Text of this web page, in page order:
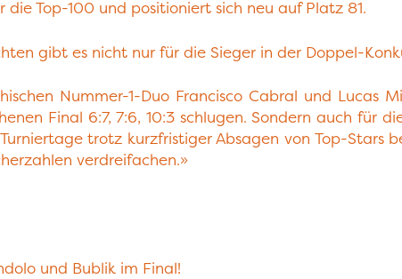
die Top-100 und positioniert sich neu auf Platz 81.
gibt es nicht nur für die Sieger in der Doppel-
Nummer-1-Duo Francisco Cabral und Lucas
Final 6:7, 7:6, 10:3 schlugen. Sondern auch für
trotz kurzfristiger Absagen von Top-
verdreifachen.»
und Bublik im Final!